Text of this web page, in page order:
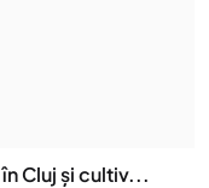
Cluj și cultiv...